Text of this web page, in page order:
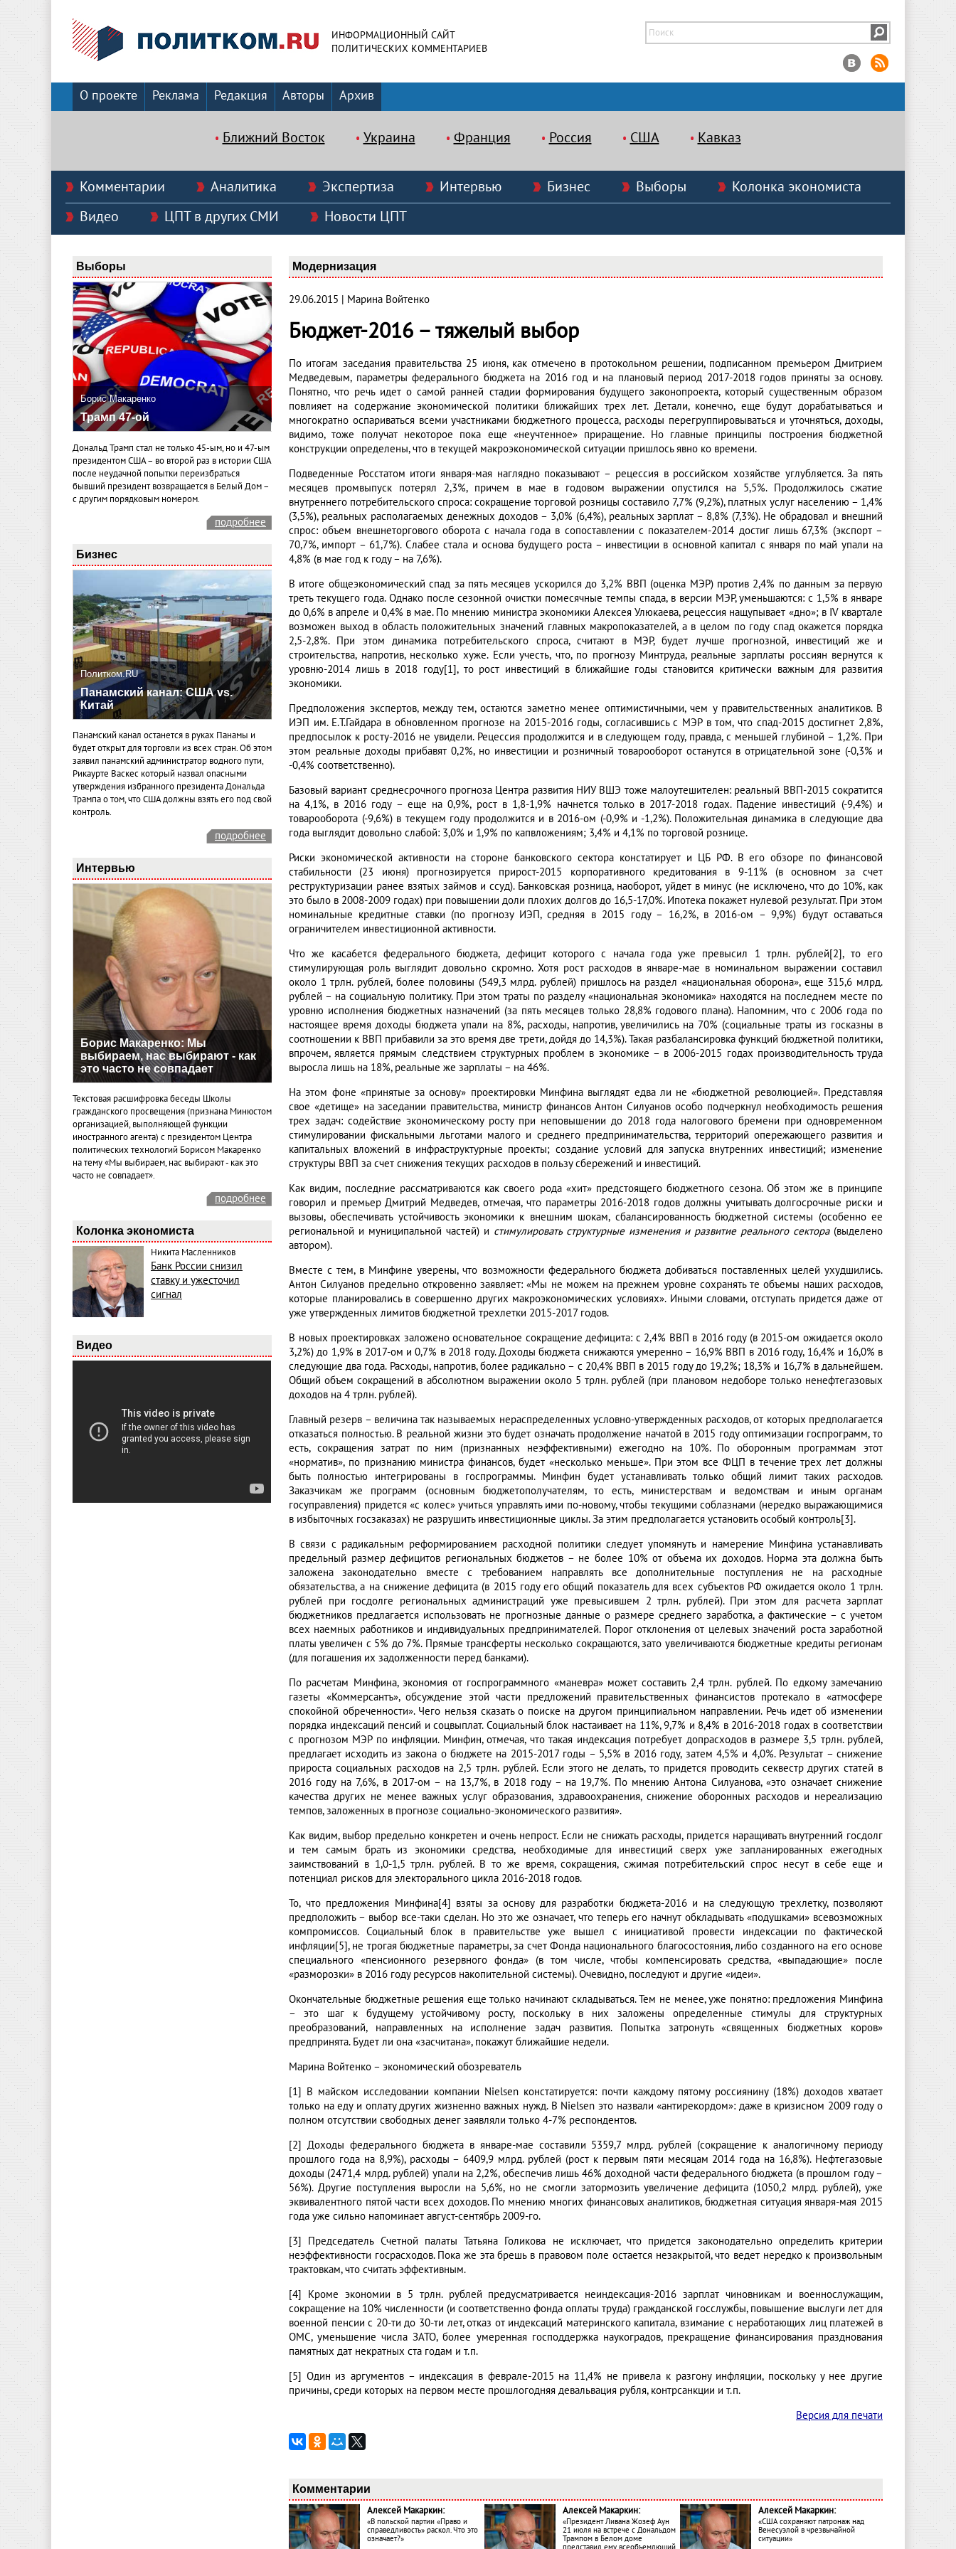
ИНФОРМАЦИОННЫЙ САЙТ
ПОЛИТИЧЕСКИХ КОММЕНТАРИЕВ
О проекте Реклама Редакция Авторы Архив
Ближний Восток Украина Франция Россия США Кавказ
Комментарии Аналитика Экспертиза Интервью Бизнес Выборы
Колонка экономиста
Видео
ЦПТ в других СМИ Новости ЦПТ
Выборы
Борис Макаренко
Трамп 47-ой
Дональд Трамп стал не только 45-ым, но и 47-ым
президентом США – во второй раз в истории США
после неудачной попытки переизбраться
бывший президент возвращается в Белый Дом –
с другим порядковым номером.
подробнее
Бизнес
Политком.RU
Панамский канал: США vs.
Китай
Панамский канал останется в руках Панамы и
будет открыт для торговли из всех стран. Об этом
заявил панамский администратор водного пути,
Рикаурте Васкес который назвал опасными
утверждения избранного президента Дональда
Трампа о том, что США должны взять его под свой
контроль.
подробнее
Интервью
Борис Макаренко: Мы
выбираем, нас выбирают - как
это часто не совпадает
Текстовая расшифровка беседы Школы
гражданского просвещения (признана Минюстом
организацией, выполняющей функции
иностранного агента) с президентом Центра
политических технологий Борисом Макаренко
на тему «Мы выбираем, нас выбирают - как это
часто не совпадает».
подробнее
Колонка экономиста
Никита Масленников
Банк России снизил
ставку и ужесточил
сигнал
Видео
Модернизация
29.06.2015 | Марина Войтенко
Бюджет-2016 – тяжелый выбор
По итогам заседания правительства 25 июня, как отмечено в протокольном решении, подписанном премьером Дмитрием
Медведевым, параметры федерального бюджета на 2016 год и на плановый период 2017-2018 годов приняты за основу.
Понятно, что речь идет о самой ранней стадии формирования будущего законопроекта, который существенным образом
повлияет на содержание экономической политики ближайших трех лет. Детали, конечно, еще будут дорабатываться и
многократно оспариваться всеми участниками бюджетного процесса, расходы перегруппировываться и уточняться, доходы,
видимо, тоже получат некоторое пока еще «неучтенное» приращение. Но главные принципы построения бюджетной
конструкции определены, что в текущей макроэкономической ситуации пришлось явно ко времени.
Подведенные Росстатом итоги января-мая наглядно показывают – рецессия в российском хозяйстве углубляется. За пять
месяцев промвыпуск потерял 2,3%, причем в мае в годовом выражении опустился на 5,5%. Продолжилось сжатие
внутреннего потребительского спроса: сокращение торговой розницы составило 7,7% (9,2%), платных услуг населению – 1,4%
(3,5%), реальных располагаемых денежных доходов – 3,0% (6,4%), реальных зарплат – 8,8% (7,3%). Не обрадовал и внешний
спрос: объем внешнеторгового оборота с начала года в сопоставлении с показателем-2014 достиг лишь 67,3% (экспорт –
70,7%, импорт – 61,7%). Слабее стала и основа будущего роста – инвестиции в основной капитал с января по май упали на
4,8% (в мае год к году – на 7,6%).
В итоге общеэкономический спад за пять месяцев ускорился до 3,2% ВВП (оценка МЭР) против 2,4% по данным за первую
треть текущего года. Однако после сезонной очистки помесячные темпы спада, в версии МЭР, уменьшаются: с 1,5% в январе
до 0,6% в апреле и 0,4% в мае. По мнению министра экономики Алексея Улюкаева, рецессия нащупывает «дно»; в IV квартале
возможен выход в область положительных значений главных макропоказателей, а в целом по году спад окажется порядка
2,5-2,8%. При этом динамика потребительского спроса, считают в МЭР, будет лучше прогнозной, инвестиций же и
строительства, напротив, несколько хуже. Если учесть, что, по прогнозу Минтруда, реальные зарплаты россиян вернутся к
уровню-2014 лишь в 2018 году[1], то рост инвестиций в ближайшие годы становится критически важным для развития
экономики.
Предположения экспертов, между тем, остаются заметно менее оптимистичными, чем у правительственных аналитиков. В
ИЭП им. Е.Т.Гайдара в обновленном прогнозе на 2015-2016 годы, согласившись с МЭР в том, что спад-2015 достигнет 2,8%,
предпосылок к росту-2016 не увидели. Рецессия продолжится и в следующем году, правда, с меньшей глубиной – 1,2%. При
этом реальные доходы прибавят 0,2%, но инвестиции и розничный товарооборот останутся в отрицательной зоне (-0,3% и
-0,4% соответственно).
Базовый вариант среднесрочного прогноза Центра развития НИУ ВШЭ тоже малоутешителен: реальный ВВП-2015 сократится
на 4,1%, в 2016 году – еще на 0,9%, рост в 1,8-1,9% начнется только в 2017-2018 годах. Падение инвестиций (-9,4%) и
товарооборота (-9,6%) в текущем году продолжится и в 2016-ом (-0,9% и -1,2%). Положительная динамика в следующие два
года выглядит довольно слабой: 3,0% и 1,9% по капвложениям; 3,4% и 4,1% по торговой рознице.
Риски экономической активности на стороне банковского сектора констатирует и ЦБ РФ. В его обзоре по финансовой
стабильности (23 июня) прогнозируется прирост-2015 корпоративного кредитования в 9-11% (в основном за счет
реструктуризации ранее взятых займов и ссуд). Банковская розница, наоборот, уйдет в минус (не исключено, что до 10%, как
это было в 2008-2009 годах) при повышении доли плохих долгов до 16,5-17,0%. Ипотека покажет нулевой результат. При этом
номинальные кредитные ставки (по прогнозу ИЭП, средняя в 2015 году – 16,2%, в 2016-ом – 9,9%) будут оставаться
ограничителем инвестиционной активности.
Что же каса6ется федерального бюджета, дефицит которого с начала года уже превысил 1 трлн. рублей[2], то его
стимулирующая роль выглядит довольно скромно. Хотя рост расходов в январе-мае в номинальном выражении составил
около 1 трлн. рублей, более половины (549,3 млрд. рублей) пришлось на раздел «национальная оборона», еще 315,6 млрд.
рублей – на социальную политику. При этом траты по разделу «национальная экономика» находятся на последнем месте по
уровню исполнения бюджетных назначений (за пять месяцев только 28,8% годового плана). Напомним, что с 2006 года по
настоящее время доходы бюджета упали на 8%, расходы, напротив, увеличились на 70% (социальные траты из госказны в
соотношении к ВВП прибавили за это время две трети, дойдя до 14,3%). Такая разбалансировка функций бюджетной политики,
впрочем, является прямым следствием структурных проблем в экономике – в 2006-2015 годах производительность труда
выросла лишь на 18%, реальные же зарплаты – на 46%.
На этом фоне «принятые за основу» проектировки Минфина выглядят едва ли не «бюджетной революцией». Представляя
свое «детище» на заседании правительства, министр финансов Антон Силуанов особо подчеркнул необходимость решения
трех задач: содействие экономическому росту при неповышении до 2018 года налогового бремени при одновременном
стимулировании фискальными льготами малого и среднего предпринимательства, территорий опережающего развития и
капитальных вложений в инфраструктурные проекты; создание условий для запуска внутренних инвестиций; изменение
структуры ВВП за счет снижения текущих расходов в пользу сбережений и инвестиций.
Как видим, последние рассматриваются как своего рода «хит» предстоящего бюджетного сезона. Об этом же в принципе
говорил и премьер Дмитрий Медведев, отмечая, что параметры 2016-2018 годов должны учитывать долгосрочные риски и
вызовы, обеспечивать устойчивость экономики к внешним шокам, сбалансированность бюджетной системы (особенно ее
региональной и муниципальной частей) и стимулировать структурные изменения и развитие реального сектора(выделено
автором).
Вместе с тем, в Минфине уверены, что возможности федерального бюджета добиваться поставленных целей ухудшились.
Антон Силуанов предельно откровенно заявляет: «Мы не можем на прежнем уровне сохранять те объемы наших расходов,
которые планировались в совершенно других макроэкономических условиях». Иными словами, отступать придется даже от
уже утвержденных лимитов бюджетной трехлетки 2015-2017 годов.
В новых проектировках заложено основательное сокращение дефицита: с 2,4% ВВП в 2016 году (в 2015-ом ожидается около
3,2%) до 1,9% в 2017-ом и 0,7% в 2018 году. Доходы бюджета снижаются умеренно – 16,9% ВВП в 2016 году, 16,4% и 16,0% в
следующие два года. Расходы, напротив, более радикально – с 20,4% ВВП в 2015 году до 19,2%; 18,3% и 16,7% в дальнейшем.
Общий объем сокращений в абсолютном выражении около 5 трлн. рублей (при плановом недоборе только ненефтегазовых
доходов на 4 трлн. рублей).
Главный резерв – величина так называемых нераспределенных условно-утвержденных расходов, от которых предполагается
отказаться полностью. В реальной жизни это будет означать продолжение начатой в 2015 году оптимизации госпрограмм, то
есть, сокращения затрат по ним (признанных неэффективными) ежегодно на 10%. По оборонным программам этот
«норматив», по признанию министра финансов, будет «несколько меньше». При этом все ФЦП в течение трех лет должны
быть полностью интегрированы в госпрограммы. Минфин будет устанавливать только общий лимит таких расходов.
Заказчикам же программ (основным бюджетополучателям, то есть, министерствам и ведомствам и иным органам
госуправления) придется «с колес» учиться управлять ими по-новому, чтобы текущими соблазнами (нередко выражающимися
в избыточных госзаказах) не разрушить инвестиционные циклы. За этим предполагается установить особый контроль[3].
В связи с радикальным реформированием расходной политики следует упомянуть и намерение Минфина устанавливать
предельный размер дефицитов региональных бюджетов – не более 10% от объема их доходов. Норма эта должна быть
заложена законодательно вместе с требованием направлять все дополнительные поступления не на расходные
обязательства, а на снижение дефицита (в 2015 году его общий показатель для всех субъектов РФ ожидается около 1 трлн.
рублей при госдолге региональных администраций уже превысившем 2 трлн. рублей). При этом для расчета зарплат
бюджетников предлагается использовать не прогнозные данные о размере среднего заработка, а фактические – с учетом
всех наемных работников и индивидуальных предпринимателей. Порог отклонения от целевых значений роста заработной
платы увеличен с 5% до 7%. Прямые трансферты несколько сокращаются, зато увеличиваются бюджетные кредиты регионам
(для погашения их задолженности перед банками).
По расчетам Минфина, экономия от госпрограммного «маневра» может составить 2,4 трлн. рублей. По едкому замечанию
газеты «Коммерсантъ», обсуждение этой части предложений правительственных финансистов протекало в «атмосфере
спокойной обреченности». Чего нельзя сказать о поиске на другом принципиальном направлении. Речь идет об изменении
порядка индексаций пенсий и соцвыплат. Социальный блок настаивает на 11%, 9,7% и 8,4% в 2016-2018 годах в соответствии
с прогнозом МЭР по инфляции. Минфин, отмечая, что такая индексация потребует допрасходов в размере 3,5 трлн. рублей,
предлагает исходить из закона о бюджете на 2015-2017 годы – 5,5% в 2016 году, затем 4,5% и 4,0%. Результат – снижение
прироста социальных расходов на 2,5 трлн. рублей. Если этого не делать, то придется проводить секвестр других статей в
2016 году на 7,6%, в 2017-ом – на 13,7%, в 2018 году – на 19,7%. По мнению Антона Силуанова, «это означает снижение
качества других не менее важных услуг образования, здравоохранения, снижение оборонных расходов и нереализацию
темпов, заложенных в прогнозе социально-экономического развития».
Как видим, выбор предельно конкретен и очень непрост. Если не снижать расходы, придется наращивать внутренний госдолг
и тем самым брать из экономики средства, необходимые для инвестиций сверх уже запланированных ежегодных
заимствований в 1,0-1,5 трлн. рублей. В то же время, сокращения, сжимая потребительский спрос несут в себе еще и
потенциал рисков для электорального цикла 2016-2018 годов.
То, что предложения Минфина[4] взяты за основу для разработки бюджета-2016 и на следующую трехлетку, позволяют
предположить – выбор все-таки сделан. Но это же означает, что теперь его начнут обкладывать «подушками» всевозможных
компромиссов. Социальный блок в правительстве уже вышел с инициативой провести индексации по фактической
инфляции[5], не трогая бюджетные параметры, за счет Фонда национального благосостояния, либо созданного на его основе
специального «пенсионного резервного фонда» (в том числе, чтобы компенсировать средства, «выпадающие» после
«разморозки» в 2016 году ресурсов накопительной системы). Очевидно, последуют и другие «идеи».
Окончательные бюджетные решения еще только начинают складываться. Тем не менее, уже понятно: предложения Минфина
– это шаг к будущему устойчивому росту, поскольку в них заложены определенные стимулы для структурных
преобразований, направленных на исполнение задач развития. Попытка затронуть «священных бюджетных коров»
предпринята. Будет ли она «засчитана», покажут ближайшие недели.
Марина Войтенко – экономический обозреватель
[1] В майском исследовании компании Nielsen констатируется: почти каждому пятому россиянину (18%) доходов хватает
только на еду и оплату других жизненно важных нужд. В Nielsen это назвали «антирекордом»: даже в кризисном 2009 году о
полном отсутствии свободных денег заявляли только 4-7% респондентов.
[2] Доходы федерального бюджета в январе-мае составили 5359,7 млрд. рублей (сокращение к аналогичному периоду
прошлого года на 8,9%), расходы – 6409,9 млрд. рублей (рост к первым пяти месяцам 2014 года на 16,8%). Нефтегазовые
доходы (2471,4 млрд. рублей) упали на 2,2%, обеспечив лишь 46% доходной части федерального бюджета (в прошлом году –
56%). Другие поступления выросли на 5,6%, но не смогли затормозить увеличение дефицита (1050,2 млрд. рублей), уже
эквивалентного пятой части всех доходов. По мнению многих финансовых аналитиков, бюджетная ситуация января-мая 2015
года уже сильно напоминает август-сентябрь 2009-го.
[3] Председатель Счетной палаты Татьяна Голикова не исключает, что придется законодательно определить критерии
неэффективности госрасходов. Пока же эта брешь в правовом поле остается незакрытой, что ведет нередко к произвольным
трактовкам, что считать эффективным.
[4] Кроме экономии в 5 трлн. рублей предусматривается неиндексация-2016 зарплат чиновникам и военнослужащим,
сокращение на 10% численности (и соответственно фонда оплаты труда) гражданской госслужбы, повышение выслуги лет для
военной пенсии с 20-ти до 30-ти лет, отказ от индексаций материнского капитала, взимание с неработающих лиц платежей в
ОМС, уменьшение числа ЗАТО, более умеренная господдержка наукоградов, прекращение финансирования празднования
памятных дат некратных ста годам и т.п.
[5] Один из аргументов – индексация в феврале-2015 на 11,4% не привела к разгону инфляции, поскольку у нее другие
причины, среди которых на первом месте прошлогодняя девальвация рубля, контрсанкции и т.п.
Версия для печати
Комментарии
Алексей Макаркин:
«В польской партии «Право и
справедливость» раскол. Что это
означает?»
Алексей Макаркин:
«Президент Ливана Жозеф Аун
21 июля на встрече с Дональдом
Трампом в Белом доме
Алексей Макаркин:
«США сохраняют патронаж над
Венесуэлой в чрезвычайной
ситуации»